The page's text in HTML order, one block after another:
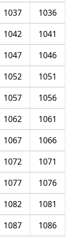
1036
1037
1041
1042
1046
1047
1051
1052
1056
1057
1061
1062
1066
1067
1071
1072
1076
1077
1081
1082
1086
1087